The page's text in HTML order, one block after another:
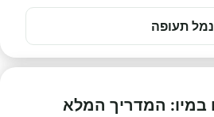
תעופה
במיו: המדריך המלא